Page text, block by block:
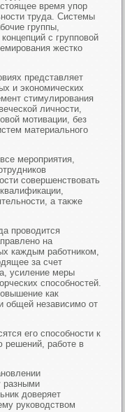
время упор
труда. Системы
группы,
с групповой
жестко
представляет
и экономических
стимулирования
личности,
мотивации, без
материального
мероприятия,
совершенствовать
а также
проводится
на
каждым работником,
за счет
усиление меры
способностей.
как
общей независимо от
его способности к
решений, работе в
разными
доверяет
руководством